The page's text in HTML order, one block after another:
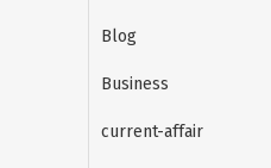
Blog
Business
current-affair